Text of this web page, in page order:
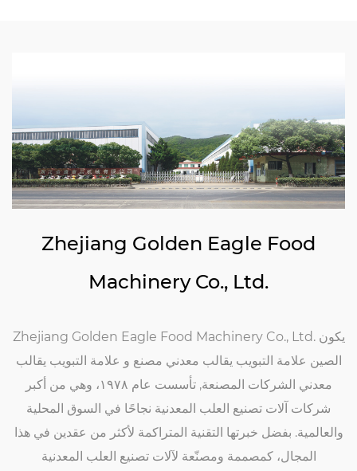
Zhejiang Golden Eagle Food
Machinery Co., Ltd.
Zhejiang Golden Eagle Food Machinery Co., Ltd. يكون
الصين علامة التبويب يقالب معدني مصنع و علامة التبويب يقالب
معدني الشركات المصنعة
, تأسست عام ١٩٧٨، وهي من أكبر
شركات آلات تصنيع العلب المعدنية نجاحًا في السوق المحلية
والعالمية. بفضل خبرتها التقنية المتراكمة لأكثر من عقدين في هذا
المجال، كمصممة ومصنّعة لآلات تصنيع العلب المعدنية